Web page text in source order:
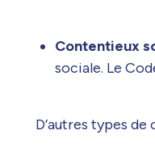
Contentieux
sociale. Le
D’autres types